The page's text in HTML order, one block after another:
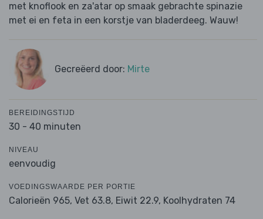
met knoflook en za'atar op smaak gebrachte spinazie
met ei en feta in een korstje van bladerdeeg. Wauw!
Gecreëerd door: Mirte
BEREIDINGSTIJD
30 - 40 minuten
NIVEAU
eenvoudig
VOEDINGSWAARDE PER PORTIE
Calorieën 965, Vet 63.8, Eiwit 22.9, Koolhydraten 74